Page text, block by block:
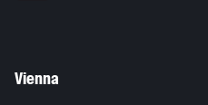
Vienna